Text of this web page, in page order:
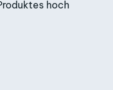
hoch